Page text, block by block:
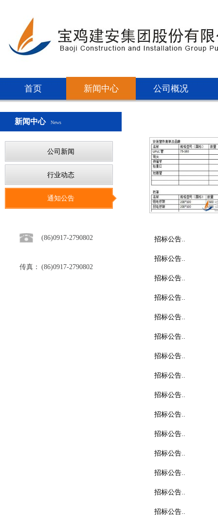
首页 新闻中心 公司概况
新闻中心 News
公司新闻
行业动态
通知公告
(86)0917-2790802
传真： (86)0917-2790802
招标公告..
招标公告..
招标公告..
招标公告..
招标公告..
招标公告..
招标公告..
招标公告..
招标公告..
招标公告..
招标公告..
招标公告..
招标公告..
招标公告..
招标公告..